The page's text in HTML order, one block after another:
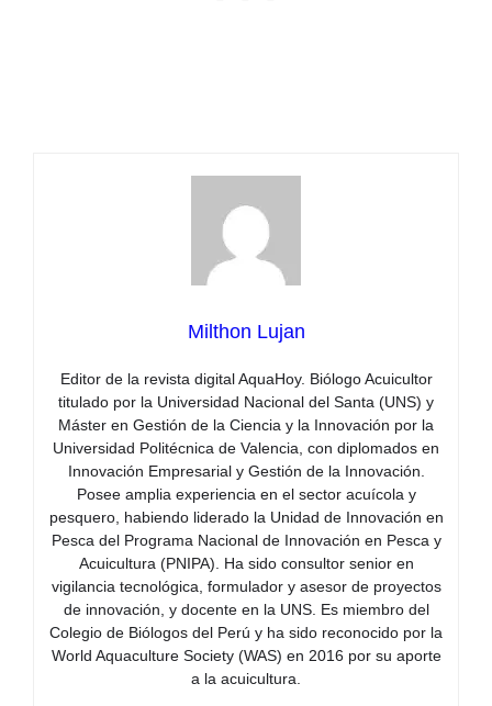
Milthon Lujan
Editor de la revista digital AquaHoy. Biólogo Acuicultor
titulado por la Universidad Nacional del Santa (UNS) y
Máster en Gestión de la Ciencia y la Innovación por la
Universidad Politécnica de Valencia, con diplomados en
Innovación Empresarial y Gestión de la Innovación.
Posee amplia experiencia en el sector acuícola y
pesquero, habiendo liderado la Unidad de Innovación en
Pesca del Programa Nacional de Innovación en Pesca y
Acuicultura (PNIPA). Ha sido consultor senior en
vigilancia tecnológica, formulador y asesor de proyectos
de innovación, y docente en la UNS. Es miembro del
Colegio de Biólogos del Perú y ha sido reconocido por la
World Aquaculture Society (WAS) en 2016 por su aporte
a la acuicultura.